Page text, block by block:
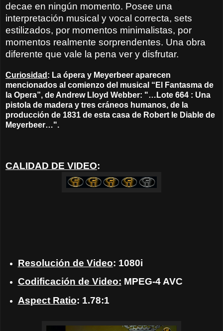
decae en ningún momento. Posee una
interpretación musical y vocal correcta, sets
estilizados, por momentos minimalistas, por
momentos realmente sorprendentes. Una obra
diferente que vale la pena ver y disfrutar.
Curiosidad : La ópera y Meyerbeer aparecen
mencionados al comienzo del musical “El Fantasma de
la Opera”, de Andrew Lloyd Webber: "…Lote 664 : Una
pistola de madera y tres cráneos humanos, de la
producción de 1831 de esta casa de Robert le Diable de
Meyerbeer…".
CALIDAD DE VIDEO:
Resolución de Video: 1080i
Codificación de Video: MPEG-4 AVC
Aspect Ratio: 1.78:1